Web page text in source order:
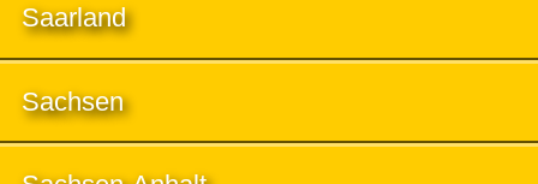
Saarland
Sachsen